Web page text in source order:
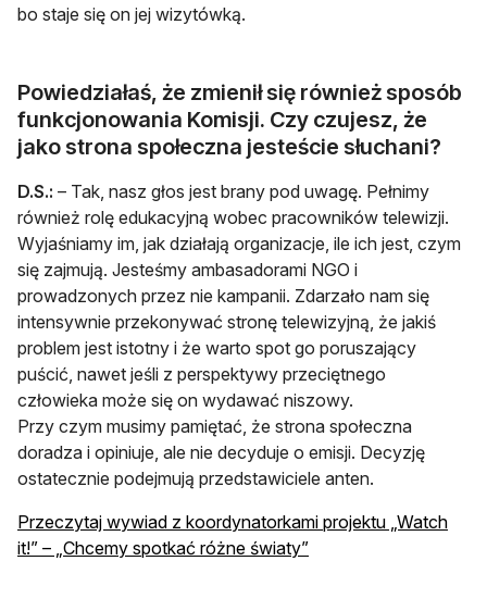
bo staje się on jej wizytówką.
Powiedziałaś, że zmienił się również sposób
funkcjonowania Komisji. Czy czujesz, że
jako strona społeczna jesteście słuchani?
D.S.: – Tak, nasz głos jest brany pod uwagę. Pełnimy
również rolę edukacyjną wobec pracowników telewizji.
Wyjaśniamy im, jak działają organizacje, ile ich jest, czym
się zajmują. Jesteśmy ambasadorami NGO i
prowadzonych przez nie kampanii. Zdarzało nam się
intensywnie przekonywać stronę telewizyjną, że jakiś
problem jest istotny i że warto spot go poruszający
puścić, nawet jeśli z perspektywy przeciętnego
człowieka może się on wydawać niszowy.
Przy czym musimy pamiętać, że strona społeczna
doradza i opiniuje, ale nie decyduje o emisji. Decyzję
ostatecznie podejmują przedstawiciele anten.
Przeczytaj wywiad z koordynatorkami projektu „Watch
it!” – „Chcemy spotkać różne światy”otwiera się w nowej